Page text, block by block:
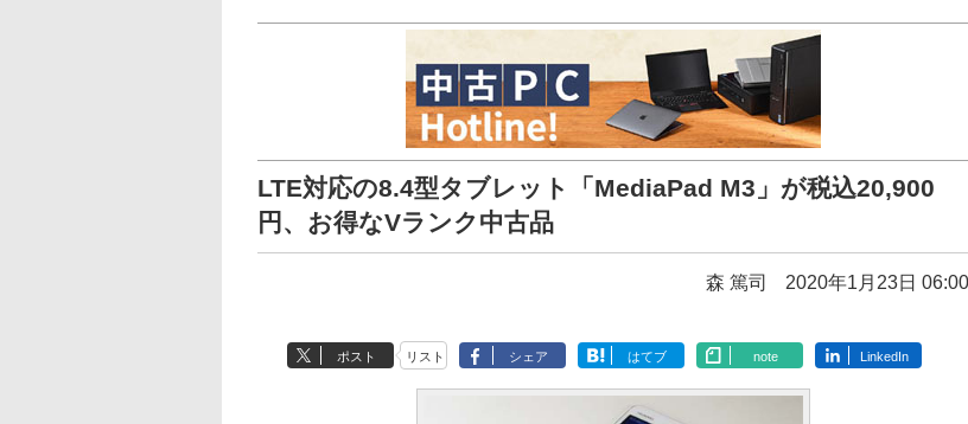
LTE対応の8.4型タブレット「MediaPad M3」が税込20,900
円、お得なVランク中古品
森 篤司 2020年1月23日 06:00
ポスト リスト シェア はてブ note LinkedIn